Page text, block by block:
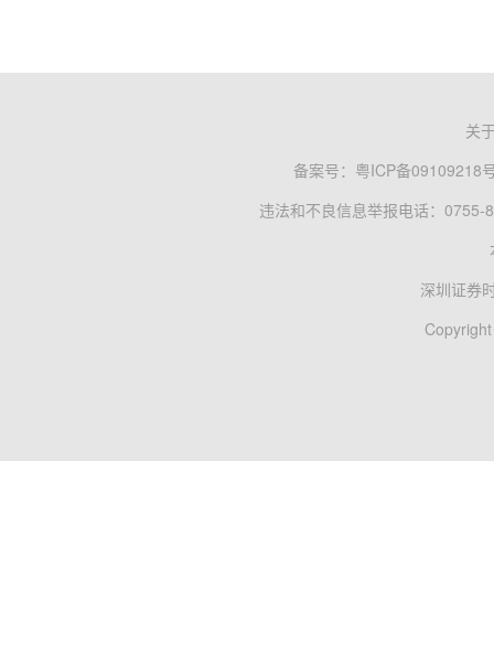
关
备案号： 粤ICP备09109218
违法和不良信息举报电话：0755-
深圳证券